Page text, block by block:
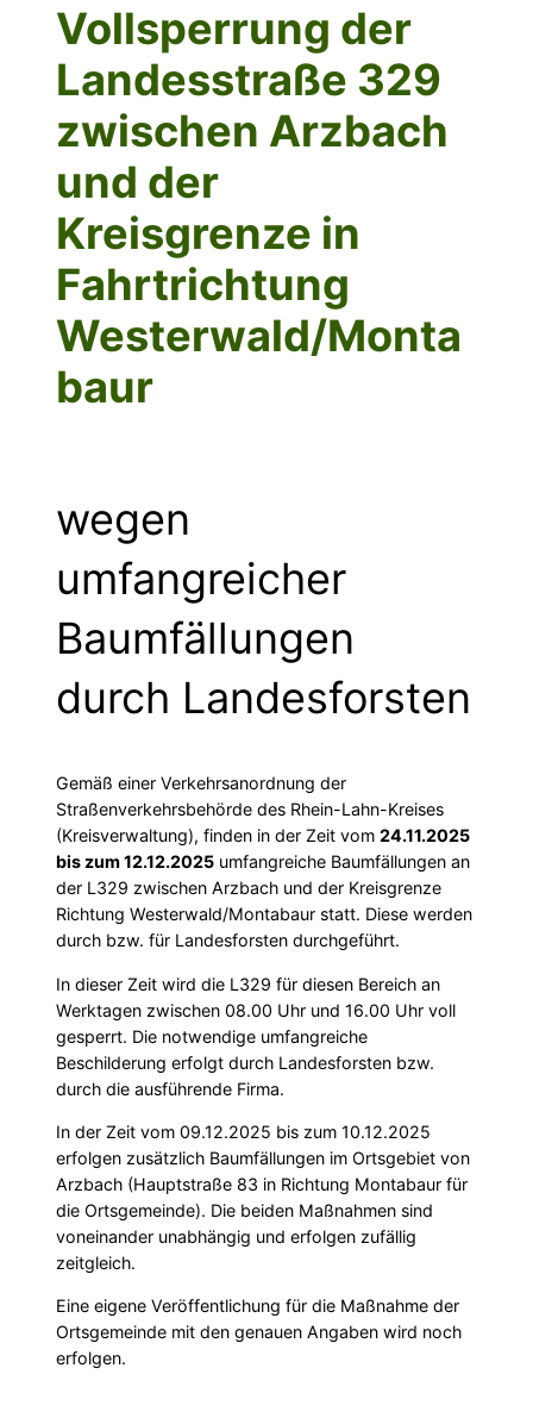
Vollsperrung der
Landesstraße 329
zwischen Arzbach
und der
Kreisgrenze in
Fahrtrichtung
Westerwald/Monta
baur
wegen
umfangreicher
Baumfällungen
durch Landesforsten
Gemäß einer Verkehrsanordnung der
Straßenverkehrsbehörde des Rhein-Lahn-Kreises
(Kreisverwaltung), finden in der Zeit vom 24.11.2025
bis zum 12.12.2025 umfangreiche Baumfällungen an
der L329 zwischen Arzbach und der Kreisgrenze
Richtung Westerwald/Montabaur statt. Diese werden
durch bzw. für Landesforsten durchgeführt.
In dieser Zeit wird die L329 für diesen Bereich an
Werktagen zwischen 08.00 Uhr und 16.00 Uhr voll
gesperrt. Die notwendige umfangreiche
Beschilderung erfolgt durch Landesforsten bzw.
durch die ausführende Firma.
In der Zeit vom 09.12.2025 bis zum 10.12.2025
erfolgen zusätzlich Baumfällungen im Ortsgebiet von
Arzbach (Hauptstraße 83 in Richtung Montabaur für
die Ortsgemeinde). Die beiden Maßnahmen sind
voneinander unabhängig und erfolgen zufällig
zeitgleich.
Eine eigene Veröffentlichung für die Maßnahme der
Ortsgemeinde mit den genauen Angaben wird noch
erfolgen.